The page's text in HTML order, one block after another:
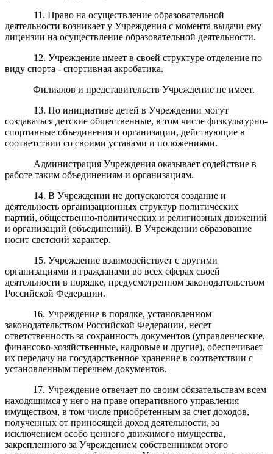
11. Право на осуществление образовательной
деятельности возникает у Учреждения с момента выдачи ему
лицензии на осуществление образовательной деятельности.
12. Учреждение имеет в своей структуре отделение по
виду спорта - спортивная акробатика.
Филиалов и представительствУчреждениене имеет.
13. По инициативе детей в Учреждении могут
создаваться детские общественные, в том числе физкультурно-
спортивные объединения и организации, действующие в
соответствии со своими уставами и положениями.
Администрация Учреждения оказывает содействие в
работе таким объединениям и организациям.
14. В Учреждении не допускаются создание и
деятельность организационных структур политических
партий, общественно-политических и религиозных движений
и организаций (объединений). В Учреждении образование
носит светский характер.
15. Учреждение взаимодействует с другими
организациями и гражданами во всех сферах своей
деятельности в порядке, предусмотренном законодательством
Российской Федерации.
16. Учреждение в порядке, установленном
законодательством Российской Федерации, несет
ответственность за сохранность документов (управленческие,
финансово-хозяйственные, кадровые и другие), обеспечивает
их передачу на государственное хранение в соответствии с
установленным перечнем документов.
17. Учреждение отвечает по своим обязательствам всем
находящимся у него на праве оперативного управления
имуществом, в том числе приобретенным за счет доходов,
полученных от приносящей доход деятельности, за
исключением особо ценного движимого имущества,
закрепленного за Учреждением собственником этого